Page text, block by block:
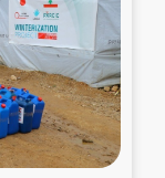
建支援
事業